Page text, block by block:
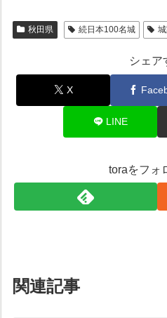
秋田県 続日本100名城
シェア
X
LINE
toraをフォ
関連記事